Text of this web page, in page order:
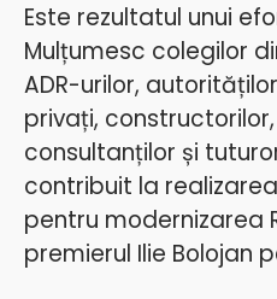
Este rezultatul unui
Mulțumesc colegilor
ADR-urilor,
privați,
consultanților și
contribuit la
pentru modernizarea
premierul Ilie Bolojan